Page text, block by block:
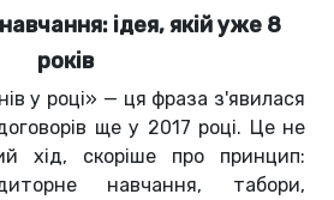
ідея, якій уже 8
років
у році» — ця фраза з'явилася
ще у 2017 році. Це не
хід, скоріше про принцип:
навчання, табори,